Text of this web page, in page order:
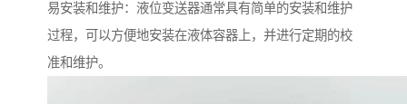
易安装和维护：液位变送器通常具有简单的安装和维护
过程，可以方便地安装在液体容器上，并进行定期的校
准和维护。